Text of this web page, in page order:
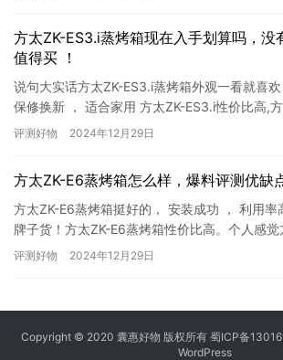
方太ZK-ES3.i蒸烤箱现在入手划算吗，没
值得买 ！
说句大实话方太ZK-ES3.i蒸烤箱外观一看就喜欢
保修换新 ， 适合家用 方太ZK-ES3.i性价比高,
方太大品牌，家里是灶具用的也是方...
评测好物 2024年12月29日
方太ZK-E6蒸烤箱怎么样，爆料评测优缺
方太ZK-E6蒸烤箱挺好的， 安装成功 ， 利用率
牌子货！方太ZK-E6蒸烤箱性价比高。个人感
的，放在新房里使用的 因为是整装的 所以为了...
评测好物 2024年12月29日
Copyright © 2020 囊惠好物 版权所有 蜀ICP备
WordPress